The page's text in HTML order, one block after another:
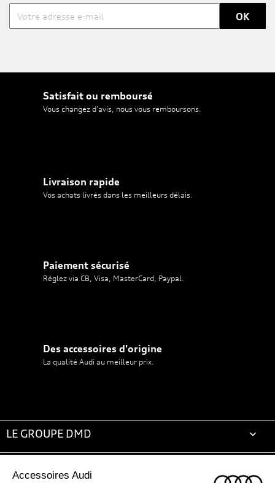
Satisfait ou remboursé
Vous changez d'avis, nous vous remboursons.
Livraison rapide
Vos achats livrés dans les meilleurs délais.
Paiement sécurisé
Réglez via CB, Visa, MasterCard, Paypal.
Des accessoires d'origine
La qualité Audi au meilleur prix.
LE GROUPE DMD 